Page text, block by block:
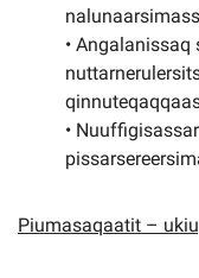
•
•
Piumasaqaatit –